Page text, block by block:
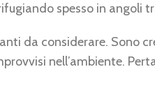
spesso in angoli
da considerare. Sono
nell’ambiente.